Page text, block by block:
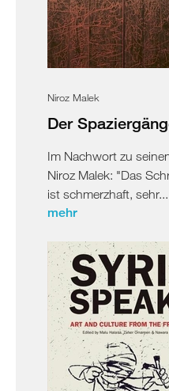
Niroz Malek
Der
Im Nachwort zu
Niroz Malek: "Das
ist schmerzhaft, sehr...
mehr